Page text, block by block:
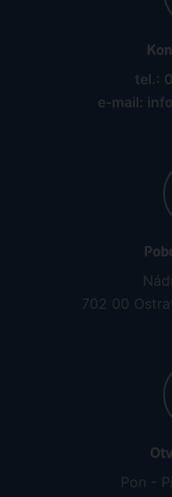
tel.:
e-mail:
702 00
Pon -